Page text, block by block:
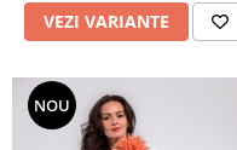
VEZI VARIANTE
NOU